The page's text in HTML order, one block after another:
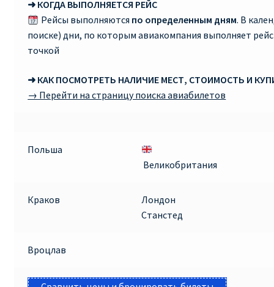
➜ КОГДА ВЫПОЛНЯЕТСЯ РЕЙС
Рейсы выполняются по определенным дням. В
поиске) дни, по которым авиакомпания выполняет
точкой
➜ КАК ПОСМОТРЕТЬ НАЛИЧИЕ МЕСТ, СТОИМОСТЬ И
→ Перейти на страницу поиска авиабилетов
Польша
Великобритания
Краков
Лондон
Станстед
Вроцлав